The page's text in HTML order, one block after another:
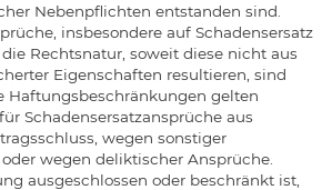
Nebenpflichten entstanden sind.
insbesondere auf Schadensersatz
Rechtsnatur, soweit diese nicht aus
Eigenschaften resultieren, sind
Haftungsbeschränkungen gelten
Schadensersatzansprüche aus
wegen sonstiger
wegen deliktischer Ansprüche.
ausgeschlossen oder beschränkt ist,